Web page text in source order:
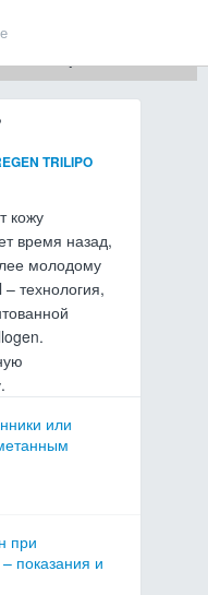
TRILIPO
кожу
время назад,
молодому
технология,
или
при
показания и
предложений по